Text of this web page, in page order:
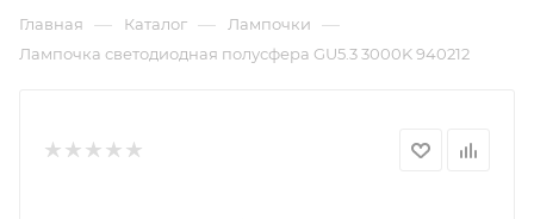
Главная — Каталог — Лампочки —
Лампочка светодиодная полусфера GU5.3 3000K 940212